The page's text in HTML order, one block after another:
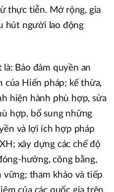
thực tiễn. Mở rộng, gia
hút người lao động
Bảo đảm quyền an
của Hiến pháp; kế thừa,
hiện hành phù hợp, sửa
hợp, bổ sung những
và lợi ích hợp pháp
xây dựng các chế độ
hưởng, công bằng,
vững; tham khảo và tiếp